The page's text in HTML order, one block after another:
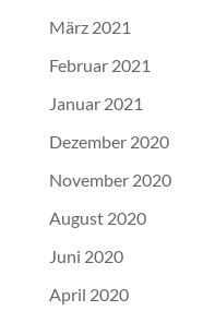
März 2021
Februar 2021
Januar 2021
Dezember 2020
November 2020
August 2020
Juni 2020
April 2020